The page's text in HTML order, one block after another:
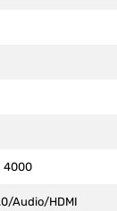
4000
Audio/HDMI